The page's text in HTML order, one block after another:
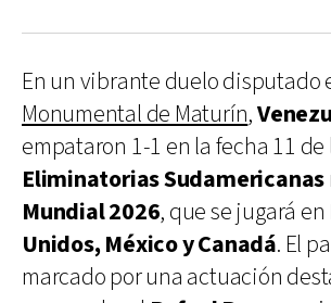
En un vibrante duelo disputado
Monumental de Maturín,
empataron 1-1 en la fecha 11 de
Eliminatorias Sudamericanas
Mundial 2026, que se jugará en
Unidos, México y Canadá. El
marcado por una actuación